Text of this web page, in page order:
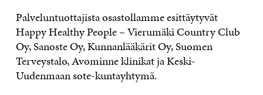
Palveluntuottajista osastollamme esittäytyvät
Happy Healthy People – Vierumäki Country Club
Oy, Sanoste Oy, Kunnanlääkärit Oy, Suomen
Terveystalo, Avominne klinikat ja Keski-
Uudenmaan sote-kuntayhtymä.